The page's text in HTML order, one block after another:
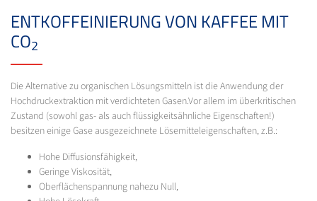
ENTKOFFEINIERUNG VON KAFFEE MIT
CO2
Die Alternative zu organischen Lösungsmitteln ist die Anwendung der
Hochdruckextraktion mit verdichteten Gasen.Vor allem im überkritischen
Zustand (sowohl gas- als auch flüssigkeitsähnliche Eigenschaften!)
besitzen einige Gase ausgezeichnete Lösemitteleigenschaften, z.B.:
Hohe Diffusionsfähigkeit,
Geringe Viskosität,
Oberflächenspannung nahezu Null,